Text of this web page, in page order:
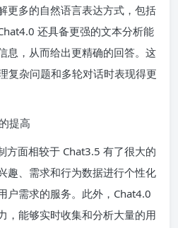
更多的自然语言表达方式，包括
还具备更强的文本分析能
息，从而给出更精确的回答。这
复杂问题和多轮对话时表现得更
提高
方面相较于 Chat3.5 有了很大的
趣、需求和行为数据进行个性化
户需求的服务。此外，Chat4.0
，能够实时收集和分析大量的用